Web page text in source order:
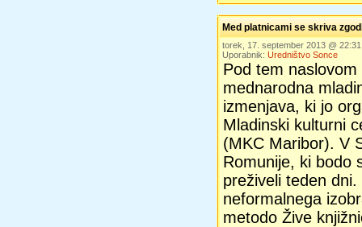
Med platnicami se skriva
torek, 17. september 2013 @
Uporabnik: Uredništvo Sonce
Pod tem
mednarodna
izmenjava, ki jo
Mladinski kulturni
(MKC Maribor). V
Romunije, ki bodo
preživeli teden
neformalnega
metodo Žive